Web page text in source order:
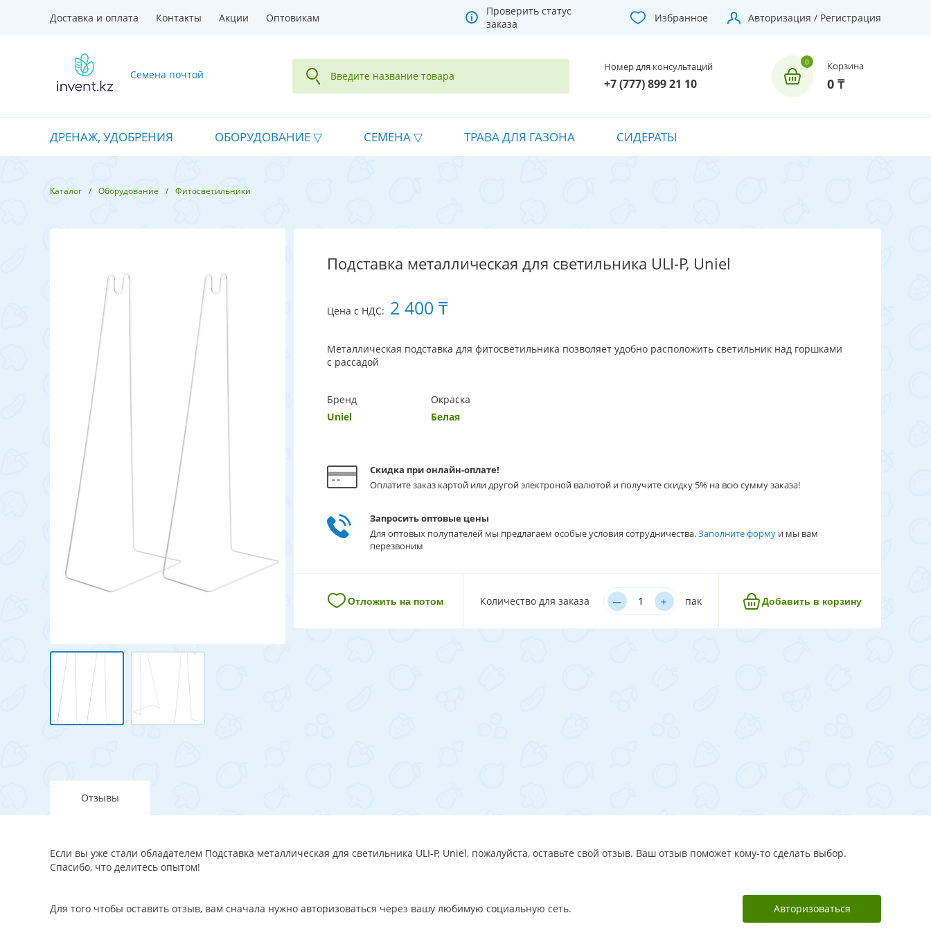
Доставка и оплата Контакты Акции Оптовикам
Проверить статус
заказа
Избранное Авторизация / Регистрация
Семена почтой
Номер для консультаций
+7 (777) 899 21 10
Корзина
0 ₸
ДРЕНАЖ, УДОБРЕНИЯ ОБОРУДОВАНИЕ СЕМЕНА ТРАВА ДЛЯ ГАЗОНА СИДЕРАТЫ
Каталог Оборудование Фитосветильники
Подставка металлическая для светильника ULI-P, Uniel
Цена с НДС: 2 400 ₸
Металлическая подставка для фитосветильника позволяет удобно расположить светильник над горшками
с рассадой
Бренд
Uniel
Окраска
Белая
Скидка при онлайн-оплате!
Оплатите заказ картой или другой электроной валютой и получите скидку 5% на всю сумму заказа!
Запросить оптовые цены
Для оптовых полупателей мы предлагаем особые условия сотрудничества.Заполните форму и мы вам
перезвоним
Отложить на потом Количество для заказа – ﹢ пак Добавить в корзину
Отзывы
Если вы уже стали обладателем Подставка металлическая для светильника ULI-P, Uniel, пожалуйста, оставьте свой отзыв. Ваш отзыв поможет кому-то сделать выбор.
Спасибо, что делитесь опытом!
Для того чтобы оставить отзыв, вам сначала нужно авторизоваться через вашу любимую социальную сеть. Авторизоваться